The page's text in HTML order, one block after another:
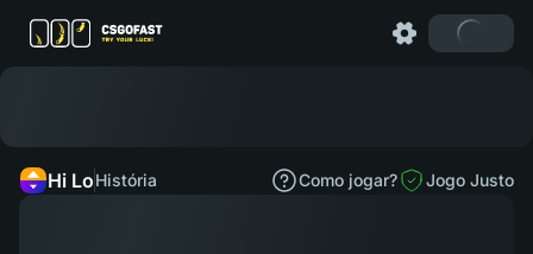
Hi LoHistória Como jogar? Jogo Justo